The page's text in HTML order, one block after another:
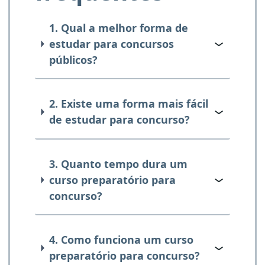
1. Qual a melhor forma de
estudar para concursos
públicos?
2. Existe uma forma mais fácil
de estudar para concurso?
3. Quanto tempo dura um
curso preparatório para
concurso?
4. Como funciona um curso
preparatório para concurso?